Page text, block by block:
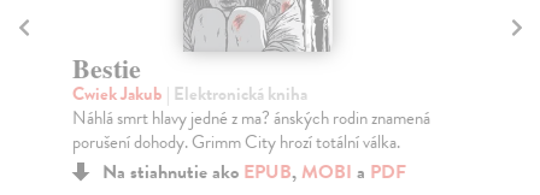
Lyonský omnibus
Payne Petr Pazdera| Kniha
Kniha dobývaní pamäte a zisťovaní čo to vlastne ten
lyonský omnibus vlastne je.
Zasielame do 12 dní
7,28 €